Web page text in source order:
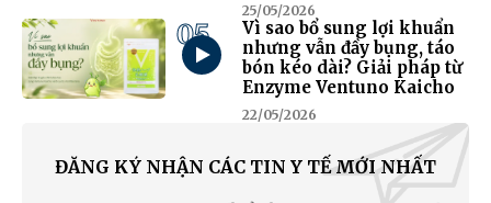
25/05/2026
05
Vì sao bổ sung lợi khuẩn
nhưng vẫn đầy bụng, táo
bón kéo dài? Giải pháp từ
Enzyme Ventuno Kaicho
22/05/2026
ĐĂNG KÝ NHẬN CÁC TIN Y TẾ MỚI NHẤT